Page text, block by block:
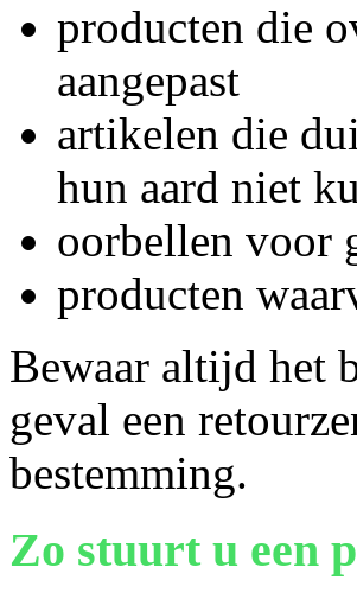
producten die
aangepast
artikelen die
hun aard niet
oorbellen voor
producten
Bewaar altijd het
geval een
bestemming.
Zo stuurt u een